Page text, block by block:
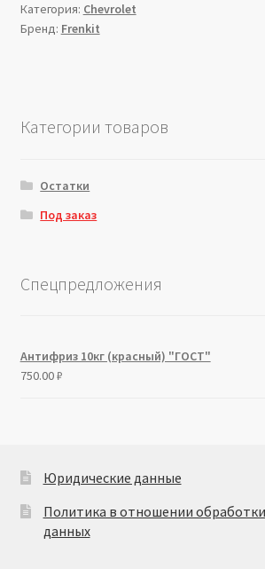
Категория: Chevrolet
Бренд: Frenkit
Категории товаров
Остатки
Под заказ
Спецпредложения
Антифриз 10кг (красный) "ГОСТ"
750.00₽
Юридические данные
Политика в отношении
данных